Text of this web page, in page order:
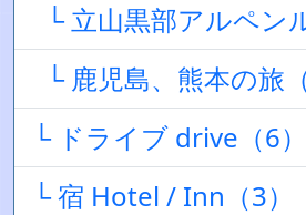
└ 立山黒部アルペン
└ 鹿児島、熊本の旅
└ ドライブ drive（6）
└ 宿 Hotel / Inn（3）